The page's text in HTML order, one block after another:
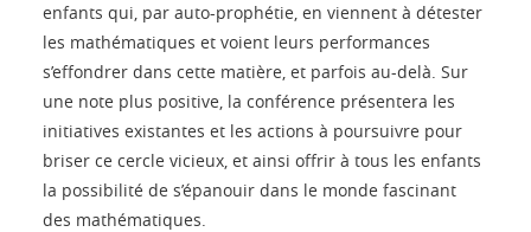
enfants qui, par auto-prophétie, en viennent à détester
les mathématiques et voient leurs performances
s’effondrer dans cette matière, et parfois au-delà. Sur
une note plus positive, la conférence présentera les
initiatives existantes et les actions à poursuivre pour
briser ce cercle vicieux, et ainsi offrir à tous les enfants
la possibilité de s’épanouir dans le monde fascinant
des mathématiques.